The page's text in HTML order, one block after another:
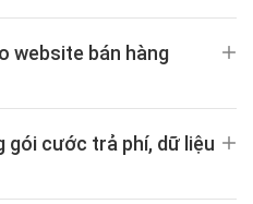
website bán hàng
gói cước trả phí, dữ liệu